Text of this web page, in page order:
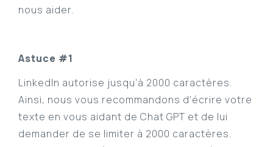
nous aider.
Astuce #1
LinkedIn autorise jusqu’à 2000 caractères.
Ainsi, nous vous recommandons d’écrire votre
texte en vous aidant de Chat GPT et de lui
demander de se limiter à 2000 caractères.